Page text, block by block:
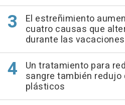
El estreñimiento
cuatro causas que
durante las vacaciones
Un tratamiento para
sangre también
plásticos